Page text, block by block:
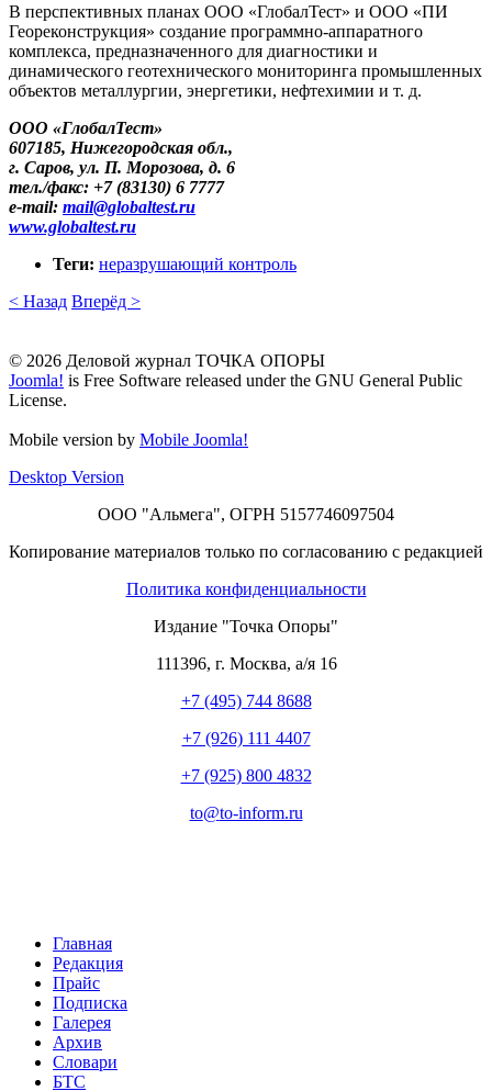
В перспективных планах ООО «ГлобалТест» и ООО «ПИ
Геореконструкция» создание программно-аппаратного
комплекса, предназначенного для диагностики и
динамического геотехнического мониторинга промышленных
объектов металлургии, энергетики, нефтехимии и т. д.
ООО «ГлобалТест»
607185, Нижегородская обл.,
г. Саров, ул. П. Морозова, д. 6
тел./факс: +7 (83130) 6 7777
e-mail: mail​@​globaltest.ru
www.globaltest.ru
Теги: неразрушающий контроль
< Назад Вперёд >
© 2026 Деловой журнал ТОЧКА ОПОРЫ
Joomla! is Free Software released under the GNU General Public
License.
Mobile version by Mobile Joomla!
Desktop Version
ООО "Альмега", ОГРН 5157746097504
Копирование материалов только по согласованию с редакцией
Политика конфиденциальности
Издание "Точка Опоры"
111396, г. Москва, а/я 16
+7 (495) 744 8688
+7 (926) 111 4407
+7 (925) 800 4832
to​@​to-inform.ru
Главная
Редакция
Прайс
Подписка
Галерея
Архив
Словари
БТС